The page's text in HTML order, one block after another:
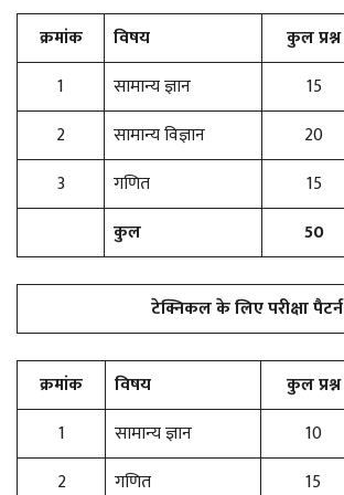
क्रमांक विषय कुल प्रश्न
1
सामान्य ज्ञान 15
2
सामान्य विज्ञान 20
3
गणित 15
कुल
50
टेक्निकल के लिएपरीक्षा पैटर्न
क्रमांक विषय कुल प्रश्न
1
सामान्य ज्ञान 10
2
गणित 15